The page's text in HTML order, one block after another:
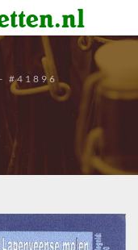
#41896